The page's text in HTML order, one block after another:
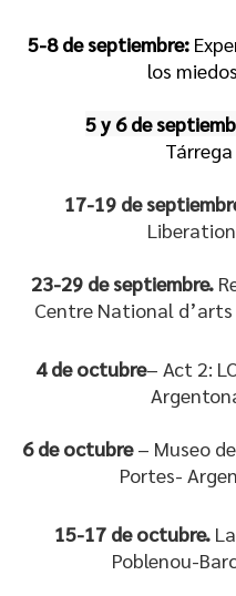
5-8 de septiembre:
los
5 y 6 de
17-19 de
23-29 de septiembre.
Centre National d’arts
4 de octubre– Act 2:
6 de octubre– Museo
Portes-
15-17 de octubre.
Poblenou-